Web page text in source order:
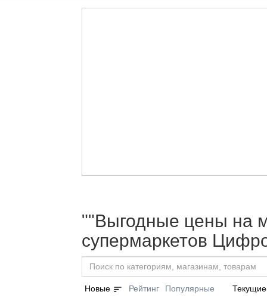
""Выгодные цены на
супермаркетов
Новые sort Рейтинг Популярные Текущие